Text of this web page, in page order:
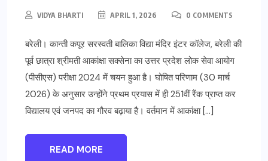
VIDYA BHARTI APRIL 1, 2026 0 COMMENTS
बरेली। कान्ती कपूर सरस्वती बालिका विद्या मंदिर इंटर कॉलेज, बरेली की
पूर्व छात्रा श्रीमती आकांक्षा सक्सेना का उत्तर प्रदेश लोक सेवा आयोग
(पीसीएस) परीक्षा 2024 में चयन हुआ है। घोषित परिणाम (30 मार्च
2026) के अनुसार उन्होंने प्रथम प्रयास में ही 251वीं रैंक प्राप्त कर
विद्यालय एवं जनपद का गौरव बढ़ाया है। वर्तमान में आकांक्षा […]
READ MORE